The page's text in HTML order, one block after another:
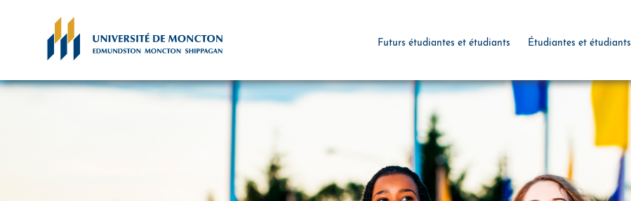
Futurs étudiantes et étudiants Étudiantes et étudiants